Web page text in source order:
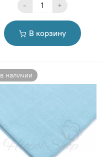
- +
В корзину
наличии